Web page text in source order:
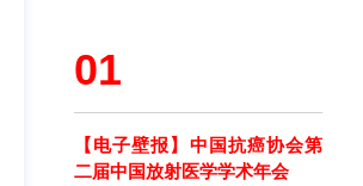
01
【电子壁报】中国抗癌协会第
二届中国放射医学学术年会